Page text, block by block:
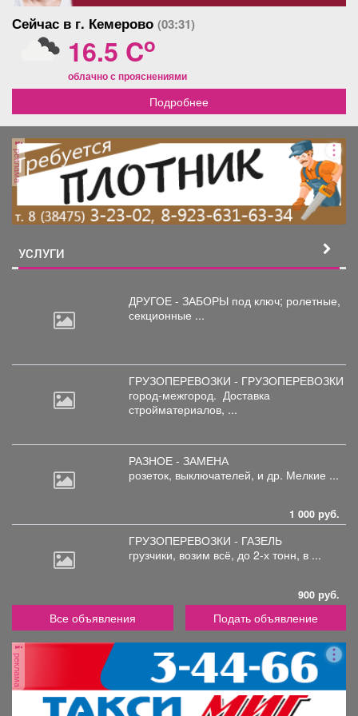
Сейчас в г. Кемерово (03:31)
16.5 Co
облачно с прояснениями
Подробнее
реклама
УСЛУГИ
ДРУГОЕ - ЗАБОРЫ под ключ; ролетные,
секционные ...
ГРУЗОПЕРЕВОЗКИ - ГРУЗОПЕРЕВОЗКИ
город-межгород. Доставка
стройматериалов, ...
РАЗНОЕ - ЗАМЕНА
розеток, выключателей, и др. Мелкие ...
1 000 руб.
ГРУЗОПЕРЕВОЗКИ - ГАЗЕЛЬ
грузчики, возим всё, до 2-х тонн, в ...
900 руб.
Все объявления Подать объявление
реклама